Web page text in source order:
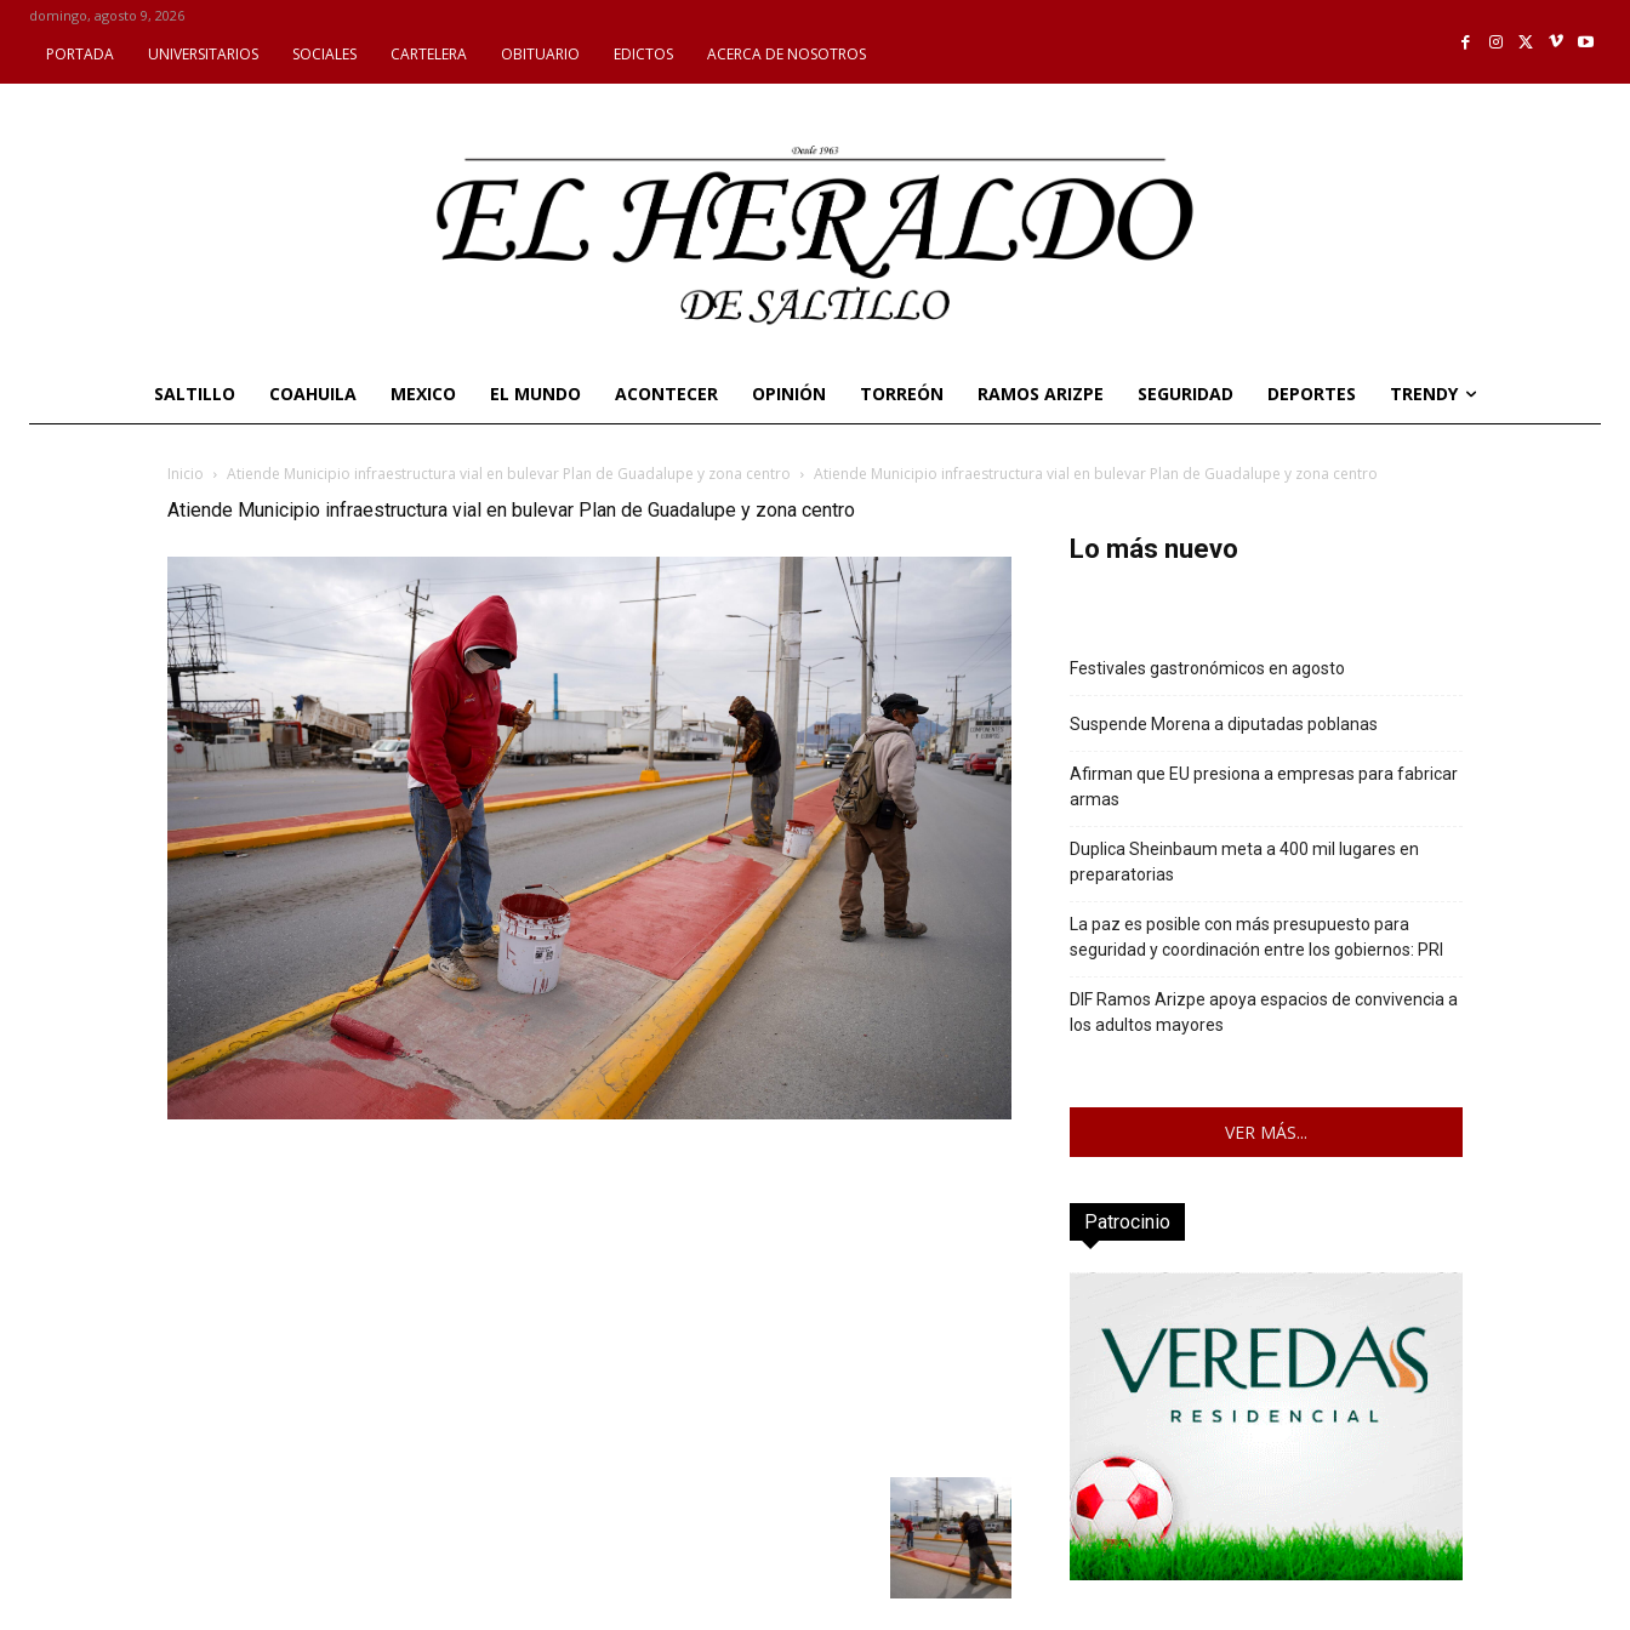
domingo, agosto 9, 2026
PORTADA UNIVERSITARIOS SOCIALES CARTELERA OBITUARIO EDICTOS ACERCA DE NOSOTROS
SALTILLO COAHUILA MEXICO EL MUNDO ACONTECER OPINIÓN TORREÓN RAMOS ARIZPE SEGURIDAD DEPORTES TRENDY
Inicio Atiende Municipio infraestructura vial en bulevar Plan de Guadalupe y zona centro Atiende Municipio infraestructura vial en bulevar Plan de Guadalupe y zona centro
Atiende Municipio infraestructura vial en bulevar Plan de Guadalupe y zona centro
Lo más nuevo
Festivales gastronómicos en agosto
Suspende Morena a diputadas poblanas
Afirman que EU presiona a empresas para fabricar
armas
Duplica Sheinbaum meta a 400 mil lugares en
preparatorias
La paz es posible con más presupuesto para
seguridad y coordinación entre los gobiernos: PRI
DIF Ramos Arizpe apoya espacios de convivencia a
los adultos mayores
VER MÁS...
Patrocinio